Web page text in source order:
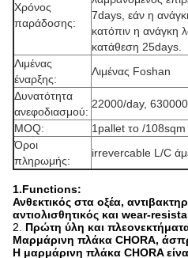
Χρόνος
παράδοσης:
7days, εάν η
κατόπιν η ανάγκη
κατάθεση 25days.
Λιμένας
έναρξης:
Λιμένας Foshan
Δυνατότητα
ανεφοδιασμού:
22000/day,
MOQ:
1pallet το /108sqm
Όροι
πληρωμής:
irrevercable L/C
1.Functions:
Ανθεκτικός στα οξέα,
αντιολισθητικός και wear-
2. Πρώτη ύλη και
Μαρμάρινη πλάκα CHORA,
Η μαρμάρινη πλάκα CHORA